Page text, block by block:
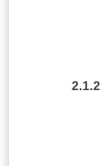
2.1.2